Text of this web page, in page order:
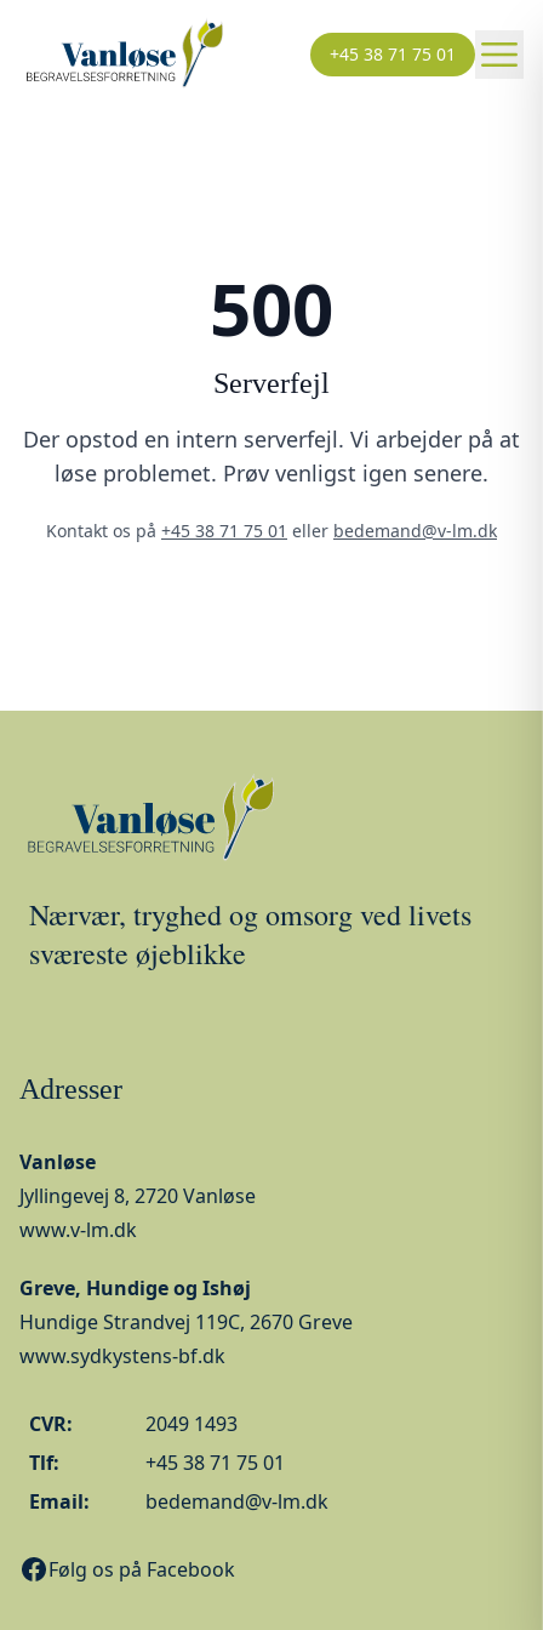
+45 38 71 75 01
500
Serverfejl
Der opstod en intern serverfejl. Vi arbejder på at
løse problemet. Prøv venligst igen senere.
Kontakt os på +45 38 71 75 01 eller bedemand@v-lm.dk
Nærvær, tryghed og omsorg ved livets
sværeste øjeblikke
Adresser
Vanløse
Jyllingevej 8, 2720 Vanløse
www.v-lm.dk
Greve, Hundige og Ishøj
Hundige Strandvej 119C, 2670 Greve
www.sydkystens-bf.dk
CVR:
2049 1493
Tlf:
+45 38 71 75 01
Email:
bedemand@v-lm.dk
Følg os på Facebook